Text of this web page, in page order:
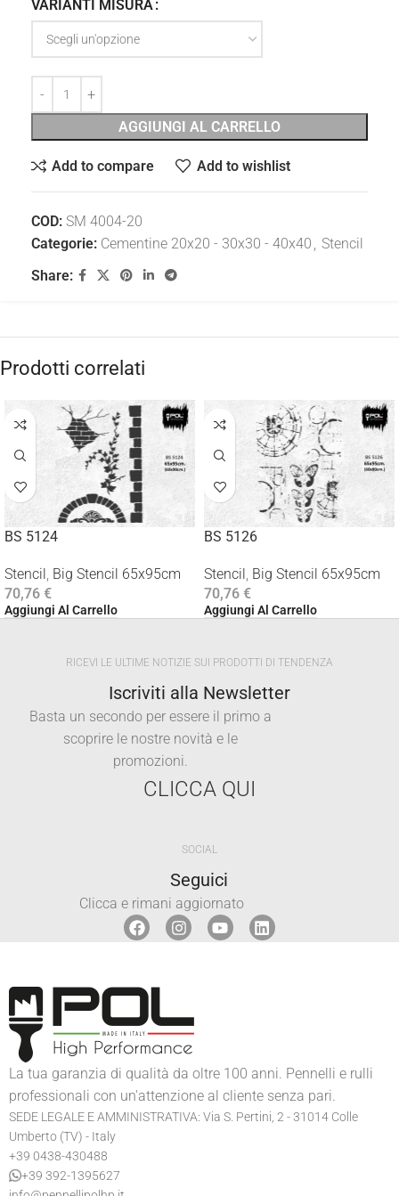
VARIANTI MISURA
AGGIUNGI AL CARRELLO
Add to compare Add to wishlist
COD: SM 4004-20
Categorie: Cementine 20x20 - 30x30 - 40x40 , Stencil
Share:
Prodotti correlati
BS 5124
Stencil Big Stencil 65x95cm
70,76 €
Aggiungi Al Carrello
BS 5126
Stencil Big Stencil 65x95cm
70,76 €
Aggiungi Al Carrello
RICEVI LE ULTIME NOTIZIE SUI PRODOTTI DI TENDENZA
Iscriviti alla Newsletter
Basta un secondo per essere il primo a
scoprire le nostre novità e le
promozioni.
CLICCA QUI
SOCIAL
Seguici
Clicca e rimani aggiornato
La tua garanzia di qualità da oltre 100 anni. Pennelli e rulli
professionali con un'attenzione al cliente senza pari.
SEDE LEGALE E AMMINISTRATIVA: Via S. Pertini, 2 - 31014 Colle
Umberto (TV) - Italy
+39 0438-430488
+39 392-1395627